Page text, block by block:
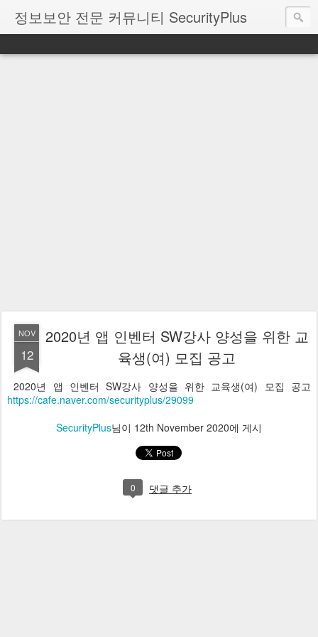
정보보안 전문 커뮤니티 SecurityPlus
NOV
12
2020년 앱 인벤터 SW강사 양성을 위한 교
육생(여) 모집 공고
2020년 앱 인벤터 SW강사 양성을 위한 교육생(여) 모집 공고
https://cafe.naver.com/securityplus/29099
SecurityPlus님이 12th November 2020에 게시
0 댓글 추가